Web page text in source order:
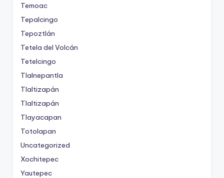
Temoac
Tepalcingo
Tepoztlán
Tetela del Volcán
Tetelcingo
Tlalnepantla
Tlaltizapán
Tlaltizapán
Tlayacapan
Totolapan
Uncategorized
Xochitepec
Yautepec